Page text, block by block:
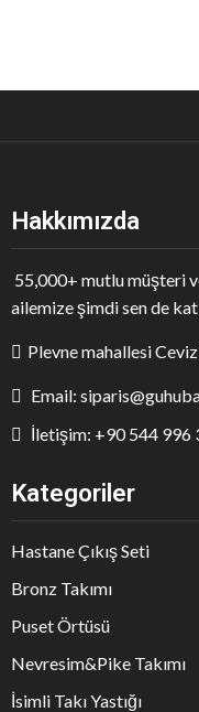
Hakkımızda
55,000+ mutlu müşteri
ailemize şimdi sen de
Plevne mahallesi
Email:
İletişim: +90 544 996
Kategoriler
Hastane Çıkış Seti
Bronz Takımı
Puset Örtüsü
Nevresim&Pike Takımı
İsimli Takı Yastığı